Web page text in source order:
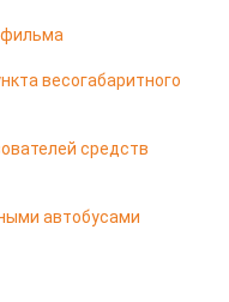
фильма
весогабаритного
средств
автобусами